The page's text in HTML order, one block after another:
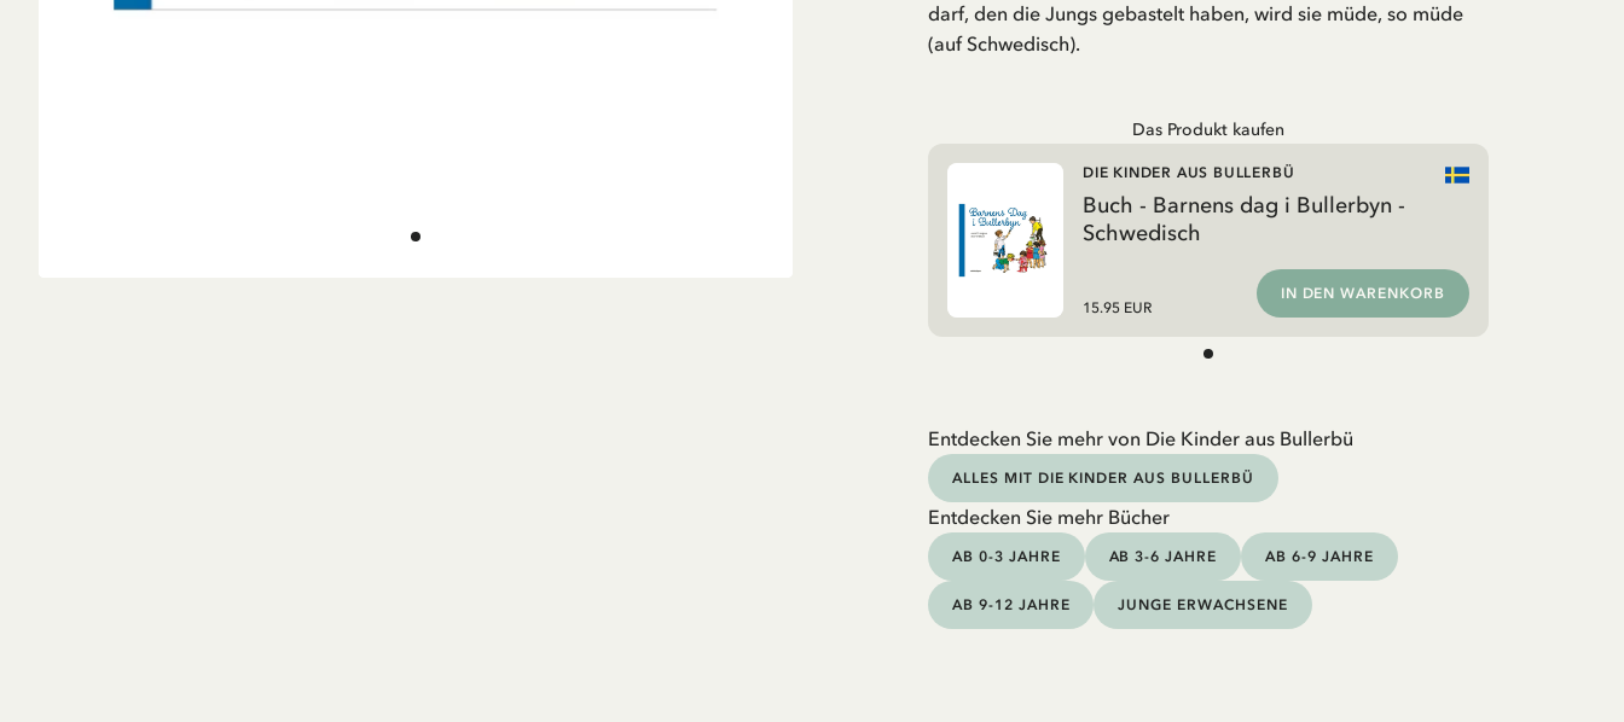
darf, den die Jungs gebastelt haben, wird sie müde, so müde
(auf Schwedisch).
Das Produkt kaufen
Buch - Barnens dag i Bullerbyn -
Schwedisch
DIE KINDER AUS BULLERBÜ
15.95 EUR
IN DEN WARENKORB
Entdecken Sie mehr von Die Kinder aus Bullerbü
ALLES MIT DIE KINDER AUS BULLERBÜ
Entdecken Sie mehr Bücher
AB 0-3 JAHRE AB 3-6 JAHRE AB 6-9 JAHRE
AB 9-12 JAHRE JUNGE ERWACHSENE